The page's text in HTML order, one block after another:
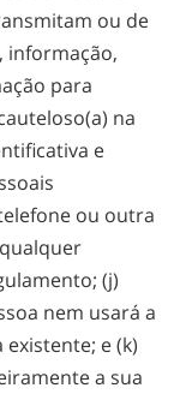
ou de
informação,
para
na
e
ou outra
(j)
nem usará a
e (k)
a sua